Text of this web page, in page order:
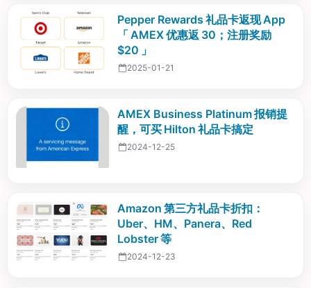
Pepper Rewards 礼品卡返现 App
「 AMEX 优惠返 30；注册奖励
$20 」
2025-01-21
AMEX Business Platinum 报销提
醒，可买 Hilton 礼品卡搞定
2024-12-25
Amazon 第三方礼品卡折扣：
Uber、HM、Panera、Red
Lobster 等
2024-12-23